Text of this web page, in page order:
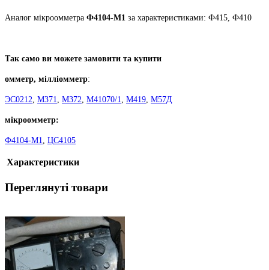
Аналог мікроомметра Ф4104-М1 за характеристиками: Ф415, Ф410
Так само ви можете замовити та купити
омметр, мілліомметр:
ЭС0212 М371 М372 М41070/1 М419 М57Д
мікроомметр:
Ф4104-М1 ЦС4105
Характеристики
Переглянуті товари